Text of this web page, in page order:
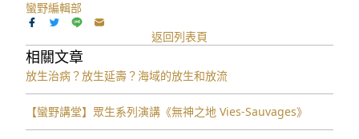
蠻野編輯部
返回列表頁
相關文章
放生治病？放生延壽？海域的放生和放流
【蠻野講堂】眾生系列演講《無神之地 Vies-Sauvages》